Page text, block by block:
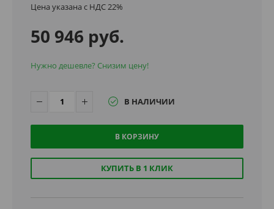
Цена указана с НДС 22%
50 946 руб.
Нужно дешевле? Снизим цену!
В НАЛИЧИИ
В КОРЗИНУ
КУПИТЬ В 1 КЛИК